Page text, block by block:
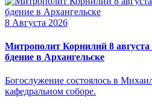
8 Августа 2026
Митрополит Корнилий 8
бдение в Архангельске
Богослужение состоялось в
кафедральном соборе.